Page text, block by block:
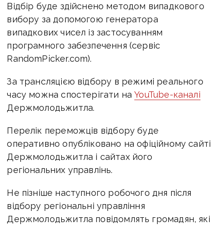
Відбір буде здійснено методом випадкового
вибору за допомогою генератора
випадкових чисел із застосуванням
програмного забезпечення (сервіс
RandomPicker.com).
За трансляцією відбору в режимі реального
часу можна спостерігати наYouTube-каналі
Держмолодьжитла.
Перелік переможців відбору буде
оперативно опубліковано на офіційному сайті
Держмолодьжитла і сайтах його
регіональних управлінь.
Не пізніше наступного робочого дня після
відбору регіональні управління
Держмолодьжитла повідомлять громадян, які